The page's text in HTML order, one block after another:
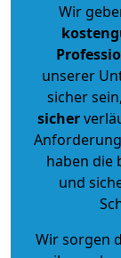
Wir
unserer
sicher
sicher
haben die
und
Wir sorgen